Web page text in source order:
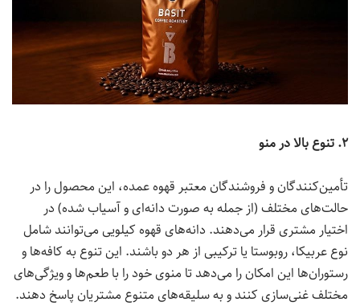
۲. تنوع بالا در منو
تأمین‌کنندگان و فروشندگان معتبر قهوه عمده، این محصول را در
حالت‌های مختلف (از جمله به صورت دانه‌ای و آسیاب شده) در
اختیار مشتری قرار می‌دهند. دانه‌های قهوه کیلویی می‌توانند شامل
نوع عربیکا، روبوستا یا ترکیبی از هر دو باشند. این تنوع به کافه‌ها و
رستوران‌ها این امکان را می‌دهد تا منوی خود را با طعم‌ها و ویژگی‌های
مختلف غنی‌سازی کنند و به سلیقه‌های متنوع مشتریان پاسخ دهند.